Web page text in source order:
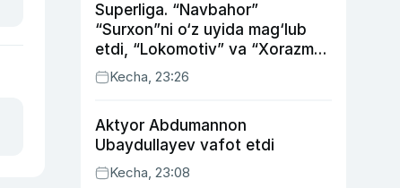
Superliga. “Navbahor”
“Surxon”ni o‘z uyida mag‘lub
etdi, “Lokomotiv” va “Xorazm”
uyda g‘alaba qozondi
Kecha, 23:26
Aktyor Abdu­mannon
Ubaydullayev vafot etdi
Kecha, 23:08